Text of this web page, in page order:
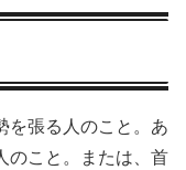
を張る人のこと。あ
のこと。または、首